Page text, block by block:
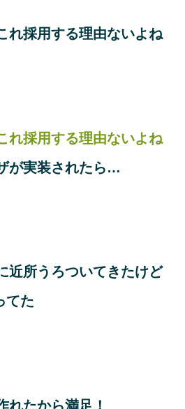
れ採用する理由ないよね
れ採用する理由ないよね
が実装されたら…
近所うろついてきたけど
てた
れたから満足！